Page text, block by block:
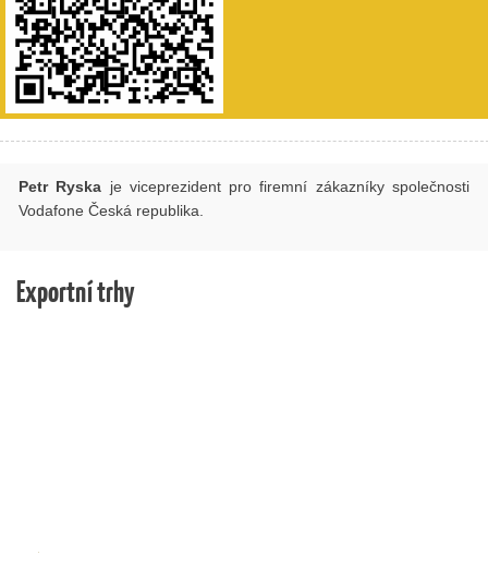
Petr Ryska je viceprezident pro firemní zákazníky společnosti
Vodafone Česká republika.
Exportní trhy